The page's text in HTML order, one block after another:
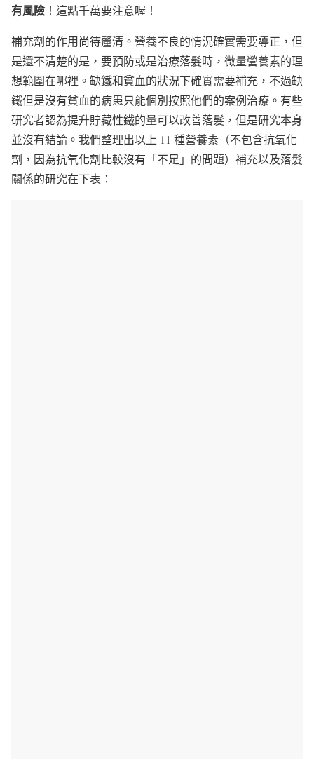
有風險 ！這點千萬要注意喔！
補充劑的作用尚待釐清。營養不良的情況確實需要導正，但
是還不清楚的是，要預防或是治療落髮時，微量營養素的理
想範圍在哪裡。缺鐵和貧血的狀況下確實需要補充，不過缺
鐵但是沒有貧血的病患只能個別按照他們的案例治療。有些
研究者認為提升貯藏性鐵的量可以改善落髮，但是研究本身
並沒有結論。我們整理出以上 11 種營養素（不包含抗氧化
劑，因為抗氧化劑比較沒有「不足」的問題）補充以及落髮
關係的研究在下表：